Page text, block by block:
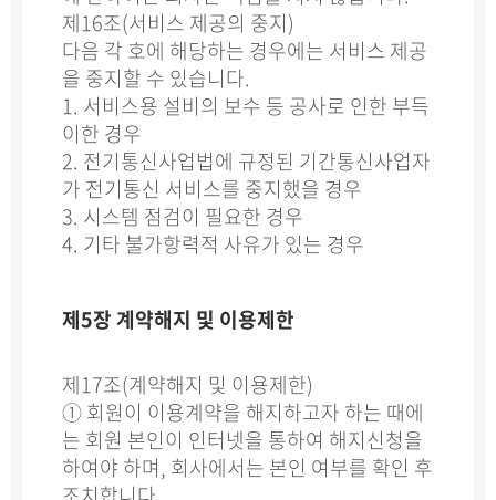
제16조(서비스 제공의 중지)
다음 각 호에 해당하는 경우에는 서비스 제공
을 중지할 수 있습니다.
1. 서비스용 설비의 보수 등 공사로 인한 부득
이한 경우
2. 전기통신사업법에 규정된 기간통신사업자
가 전기통신 서비스를 중지했을 경우
3. 시스템 점검이 필요한 경우
4. 기타 불가항력적 사유가 있는 경우
제5장 계약해지 및 이용제한
제17조(계약해지 및 이용제한)
① 회원이 이용계약을 해지하고자 하는 때에
는 회원 본인이 인터넷을 통하여 해지신청을
하여야 하며, 회사에서는 본인 여부를 확인 후